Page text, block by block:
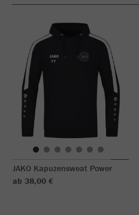
JAKO Kapuzensweat Power
ab 38,00 €